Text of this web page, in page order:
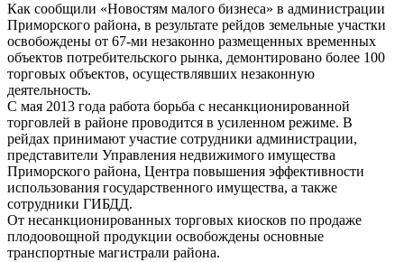
Как сообщили «Новостям малого бизнеса» в администрации
Приморского района, в результате рейдов земельные участки
освобождены от 67-ми незаконно размещенных временных
объектов потребительского рынка, демонтировано более 100
торговых объектов, осуществлявших незаконную
деятельность.
С мая 2013 года работа борьба с несанкционированной
торговлей в районе проводится в усиленном режиме. В
рейдах принимают участие сотрудники администрации,
представители Управления недвижимого имущества
Приморского района, Центра повышения эффективности
использования государственного имущества, а также
сотрудники ГИБДД.
От несанкционированных торговых киосков по продаже
плодоовощной продукции освобождены основные
транспортные магистрали района.